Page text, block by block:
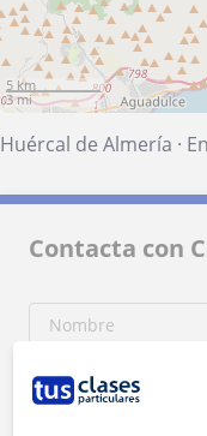
5 km
3 mi
Huércal de Almería ·
Contacta con